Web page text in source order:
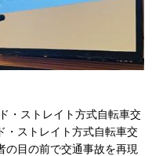
・ストレイト方式自転車交
・ストレイト方式自転車交
の目の前で交通事故を再現